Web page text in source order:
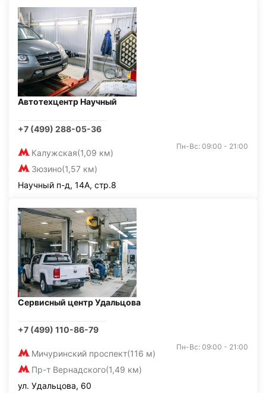
Автотехцентр Научный
+7 (499) 288-05-36
Калужская(1,09 км)
Зюзино(1,57 км)
Пн-Вс: 09:00 - 21:00
Научный п-д, 14А, стр.8
Сервисный центр Удальцова
+7 (499) 110-86-79
Мичуринский проспект(116 м)
Пр-т Вернадского(1,49 км)
Пн-Вс: 09:00 - 21:00
ул. Удальцова, 60